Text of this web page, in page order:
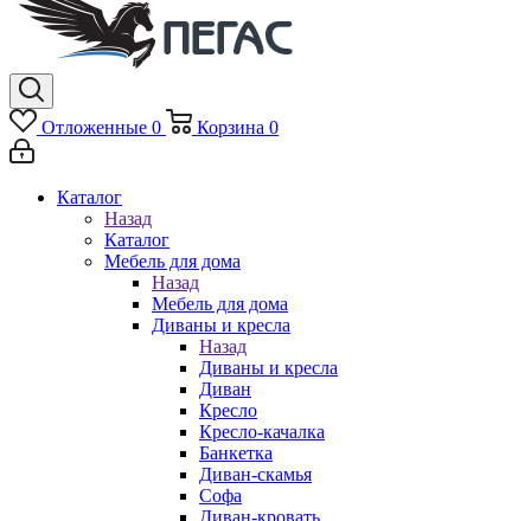
Отложенные 0 Корзина 0
Каталог
Назад
Каталог
Мебель для дома
Назад
Мебель для дома
Диваны и кресла
Назад
Диваны и кресла
Диван
Кресло
Кресло-качалка
Банкетка
Диван-скамья
Софа
Диван-кровать